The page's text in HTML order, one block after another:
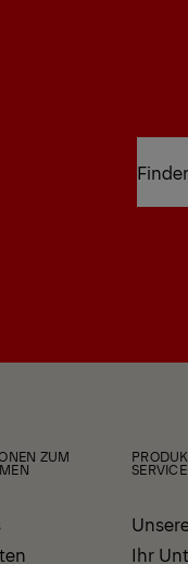
ZUM
SERVICE
Ihr